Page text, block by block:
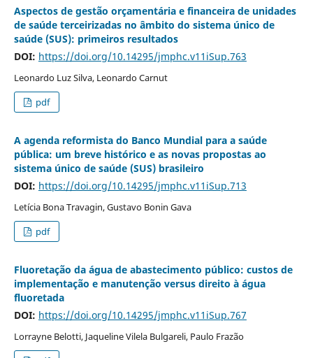
Aspectos de gestão orçamentária e financeira de unidades
de saúde terceirizadas no âmbito do sistema único de
saúde (SUS): primeiros resultados
DOI: https://doi.org/10.14295/jmphc.v11iSup.763
Leonardo Luz Silva, Leonardo Carnut
pdf
A agenda reformista do Banco Mundial para a saúde
pública: um breve histórico e as novas propostas ao
sistema único de saúde (SUS) brasileiro
DOI: https://doi.org/10.14295/jmphc.v11iSup.713
Letícia Bona Travagin, Gustavo Bonin Gava
pdf
Fluoretação da água de abastecimento público: custos de
implementação e manutenção versus direito à água
fluoretada
DOI: https://doi.org/10.14295/jmphc.v11iSup.767
Lorrayne Belotti, Jaqueline Vilela Bulgareli, Paulo Frazão